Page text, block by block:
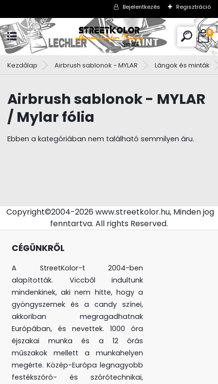
Bejelentkezés Regisztráció
0
Kezdőlap Airbrush sablonok - MYLAR Lángok és minták
Airbrush sablonok - MYLAR
/ Mylar fólia
Ebben a kategóriában nem található semmilyen áru.
Copyright©2004-2026 www.streetkolor.hu, Minden jog
fenntartva. All rights Reserved.
CÉGÜNKRŐL
A StreetKolor-t 2004-ben
alapították. Viccből indultunk
mindenkinek, aki nem hitte, hogy a
gyöngyszemek és a candy színei,
akkoriban megragadhatnak
Európában, és nevettek. 1000 óra
éjszakai munka és a 12 órás
műszakok mellett a munkahelyen
megérte. Közép-Európa legnagyobb
festékszóró- és szórótechnikai,